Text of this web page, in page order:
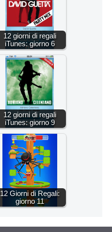
12 giorni di regali
iTunes: giorno 6
12 giorni di regali
iTunes: giorno 9
12 Giorni di Regali:
giorno 11